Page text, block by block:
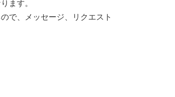
ます。
で、メッセージ、リクエスト